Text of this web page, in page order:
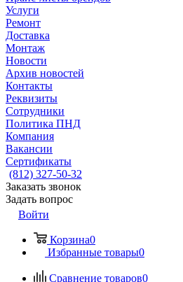
Услуги
Ремонт
Доставка
Монтаж
Новости
Архив новостей
Контакты
Реквизиты
Сотрудники
Политика ПНД
Компания
Вакансии
Сертификаты
(812) 327-50-32
Заказать звонок
Задать вопрос
Войти
Корзина0
Избранные товары0
Сравнение товаров0